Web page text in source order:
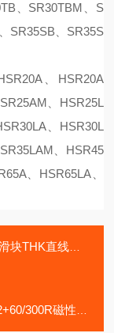
、SR30TBM、S
SR35SB、SR35S
、HSR20A
、HSR25L
、HSR30L
、HSR45
、HSR65LA、
直线导轨线性
磁性弧形弯轨